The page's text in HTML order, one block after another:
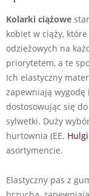
Kolarki ciążowe
kobiet w ciąży,
odzieżowych na
priorytetem, a te
Ich elastyczny
zapewniają wygodę
dostosowując się
sylwetki. Duży
hurtownia (EE.
asortymencie.
Elastyczny pas z